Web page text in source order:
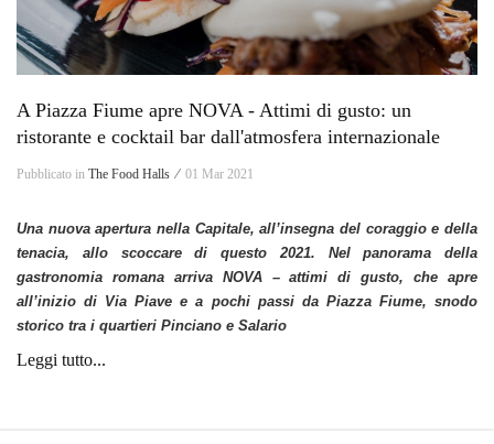
A Piazza Fiume apre NOVA - Attimi di gusto: un
ristorante e cocktail bar dall'atmosfera internazionale
Pubblicato in The Food Halls ⁄ 01 Mar 2021
Una nuova apertura nella Capitale, all’insegna del coraggio e della
tenacia, allo scoccare di questo 2021. Nel panorama della
gastronomia romana arriva NOVA – attimi di gusto, che apre
all’inizio di Via Piave e a pochi passi da Piazza Fiume, snodo
storico tra i quartieri Pinciano e Salario
Leggi tutto...